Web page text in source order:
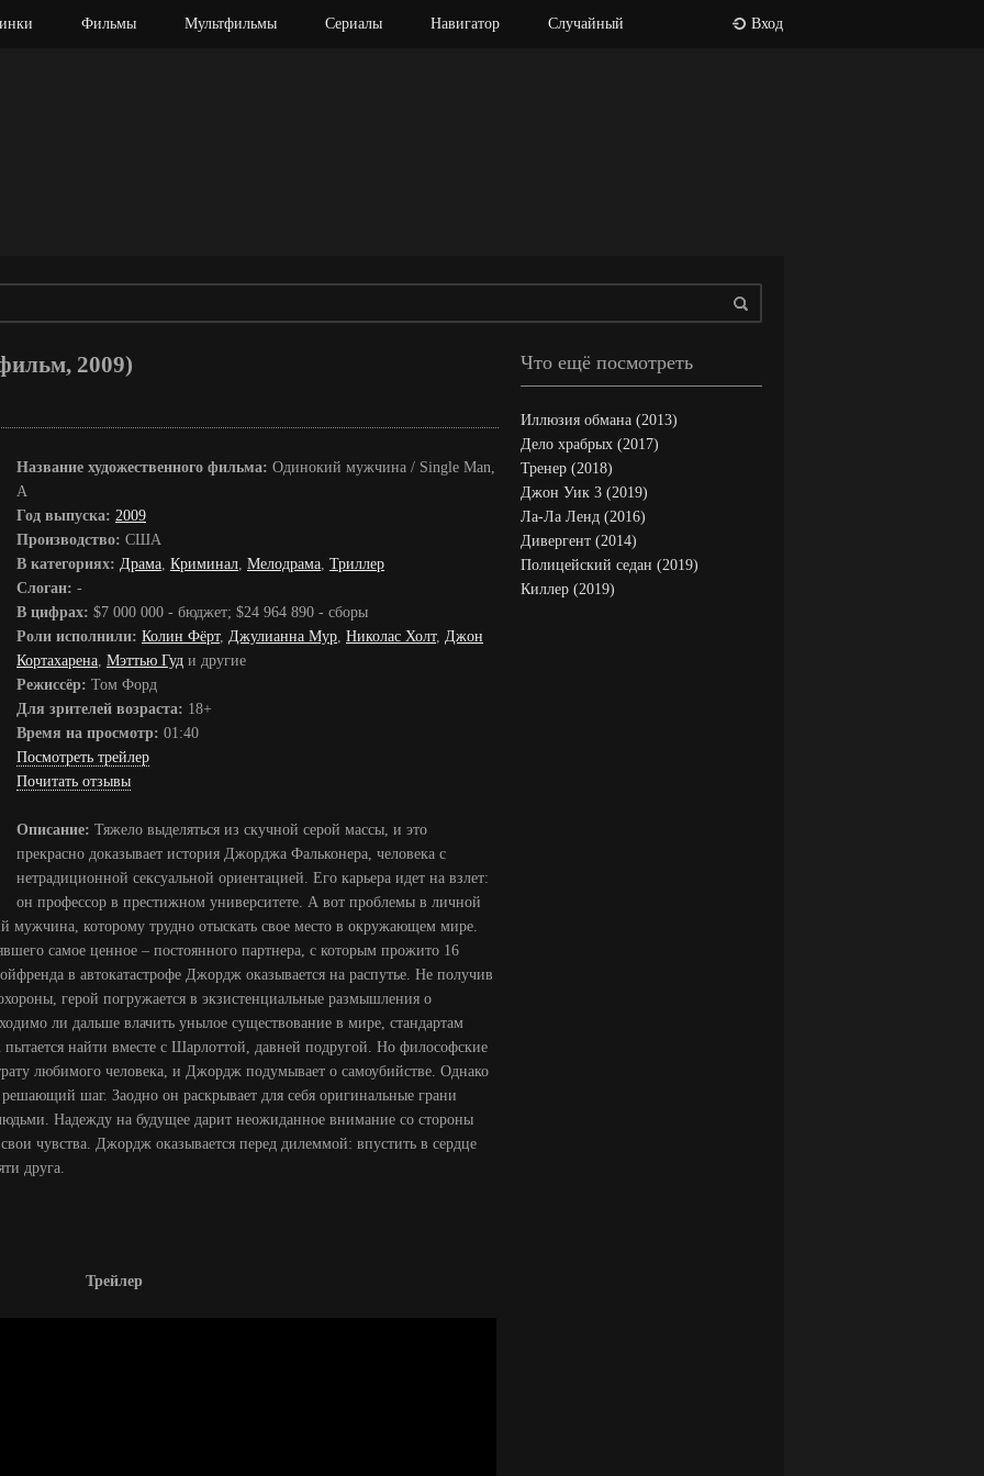
Фильмы Мультфильмы Сериалы Навигатор Случайный Вход
2009)
Название художественного фильма: Одинокий мужчина / Single Man,
A
Год выпуска: 2009
Производство: США
В категориях: Драма, Криминал, Мелодрама, Триллер
Слоган: -
В цифрах: $7 000 000 - бюджет; $24 964 890 - сборы
Роли исполнили: Колин Фёрт, Джулианна Мур, Николас Холт, Джон
Кортахарена, Мэттью Гуд и другие
Режиссёр: Том Форд
Для зрителей возраста: 18+
Время на просмотр: 01:40
Посмотреть трейлер
Почитать отзывы
Описание: Тяжело выделяться из скучной серой массы, и это
прекрасно доказывает история Джорджа Фальконера, человека с
нетрадиционной сексуальной ориентацией. Его карьера идет на взлет:
он профессор в престижном университете. А вот проблемы в личной
которому трудно отыскать свое место в окружающем мире.
самое ценное – постоянного партнера, с которым прожито 16
в автокатастрофе Джордж оказывается на распутье. Не получив
герой погружается в экзистенциальные размышления о
ли дальше влачить унылое существование в мире, стандартам
найти вместе с Шарлоттой, давней подругой. Но философские
любимого человека, и Джордж подумывает о самоубийстве. Однако
решающий шаг. Заодно он раскрывает для себя оригинальные грани
Надежду на будущее дарит неожиданное внимание со стороны
чувства. Джордж оказывается перед дилеммой: впустить в сердце
друга.
Трейлер
Что ещё посмотреть
Иллюзия обмана (2013)
Дело храбрых (2017)
Тренер (2018)
Джон Уик 3 (2019)
Ла-Ла Ленд (2016)
Дивергент (2014)
Полицейский седан (2019)
Киллер (2019)